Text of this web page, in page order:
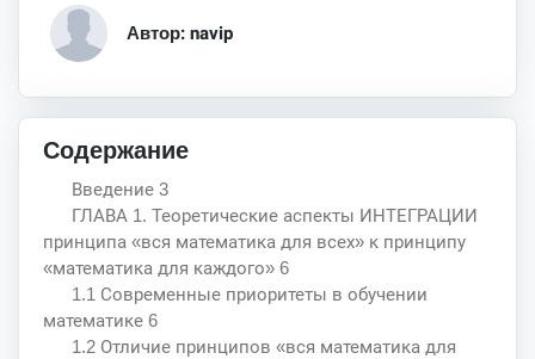
Автор: navip
Содержание
Введение 3
ГЛАВА 1. Теоретические аспекты ИНТЕГРАЦИИ
принципа «вся математика для всех» к принципу
«математика для каждого» 6
1.1 Современные приоритеты в обучении
математике 6
1.2 Отличие принципов «вся математика для